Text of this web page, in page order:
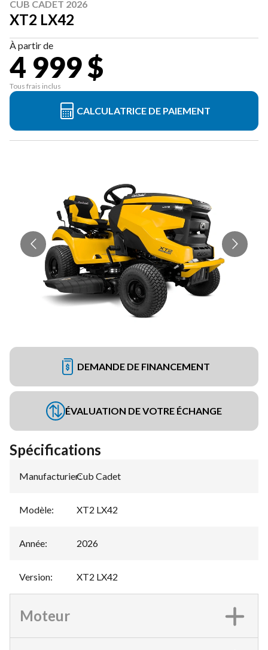
CUB CADET 2026
XT2 LX42
À partir de
4 999 $
Tous frais inclus
CALCULATRICE DE PAIEMENT
DEMANDE DE FINANCEMENT
ÉVALUATION DE VOTRE ÉCHANGE
Spécifications
Manufacturier:
Cub Cadet
Modèle: XT2 LX42
Année: 2026
Version: XT2 LX42
Moteur